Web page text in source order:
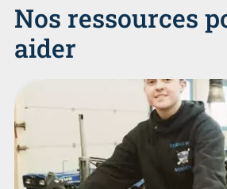
Nos ressources
aider